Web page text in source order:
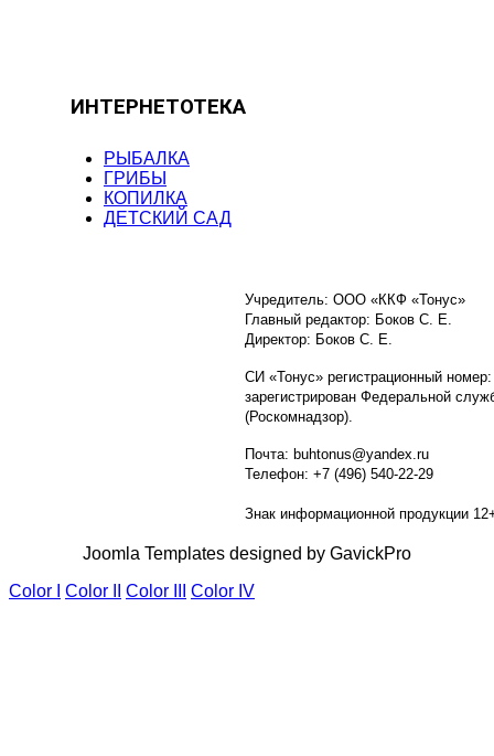
ИНТЕРНЕТОТЕКА
РЫБАЛКА
ГРИБЫ
КОПИЛКА
ДЕТСКИЙ САД
Учредитель: ООО «ККФ «Тонус»
Главный редактор: Боков С. Е.
Директор: Боков С. Е.
СИ «Тонус» регистрационный
зарегистрирован Федеральной
(Роскомнадзор).
Почта: buhtonus@yandex.ru
Телефон: +7 (496) 540-22-29
Знак информационной продукции
Joomla Templates designed by GavickPro
Color I
Color II Color III Color IV